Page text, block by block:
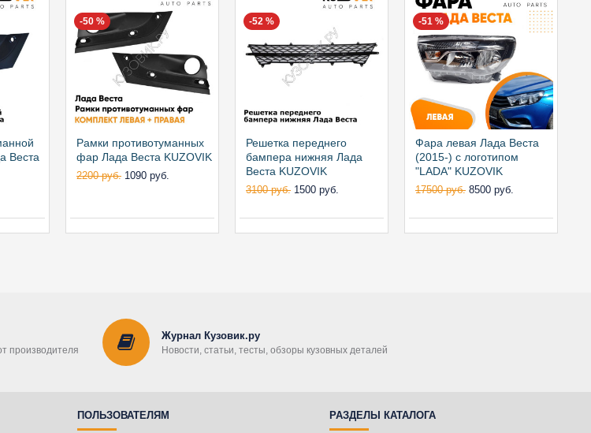
Веста
-50 %
Рамки противотуманных
фар Лада Веста KUZOVIK
2200 руб. 1090 руб.
-52 %
Решетка переднего
бампера нижняя Лада
Веста KUZOVIK
3100 руб. 1500 руб.
-51 %
Фара левая Лада Веста
(2015-) с логотипом
"LADA" KUZOVIK
17500 руб. 8500 руб.
производителя
Журнал Кузовик.ру
Новости, статьи, тесты, обзоры кузовных деталей
ПОЛЬЗОВАТЕЛЯМ
РАЗДЕЛЫ КАТАЛОГА